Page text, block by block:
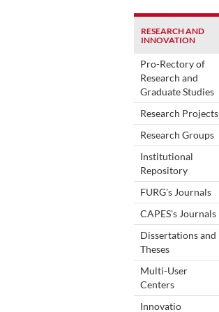
RESEARCH AND
INNOVATION
Pro-Rectory of
Research and
Graduate Studies
Research Projects
Research Groups
Institutional
Repository
FURG's Journals
CAPES's Journals
Dissertations and
Theses
Multi-User
Centers
Innovatio